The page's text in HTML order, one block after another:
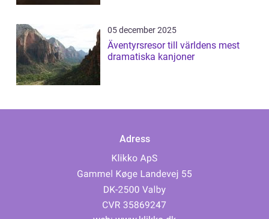
05 december 2025
Äventyrsresor till världens mest
dramatiska kanjoner
Adress